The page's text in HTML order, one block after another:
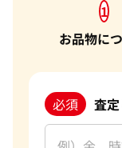
1
お品物に
必須 査